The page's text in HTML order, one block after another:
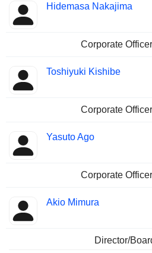
Hidemasa Nakajima
Corporate
Toshiyuki Kishibe
Corporate
Yasuto Ago
Corporate
Akio Mimura
Director/